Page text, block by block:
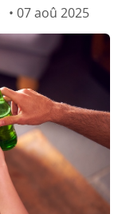
• 07 aoû 2025